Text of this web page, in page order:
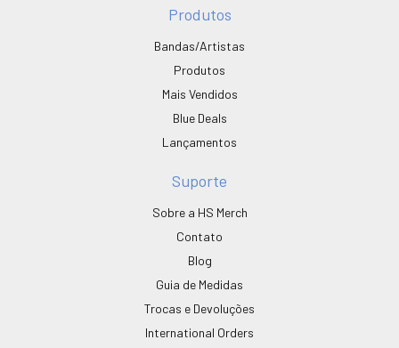
Produtos
Bandas/Artistas
Produtos
Mais Vendidos
Blue Deals
Lançamentos
Suporte
Sobre a HS Merch
Contato
Blog
Guia de Medidas
Trocas e Devoluções
International Orders